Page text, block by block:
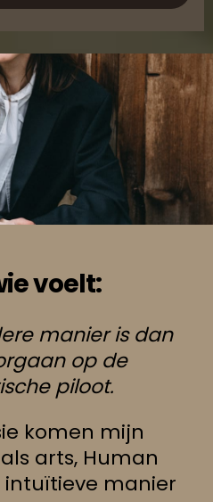
voelt:
manier is dan
op de
piloot.
komen mijn
arts, Human
intuïtieve manier